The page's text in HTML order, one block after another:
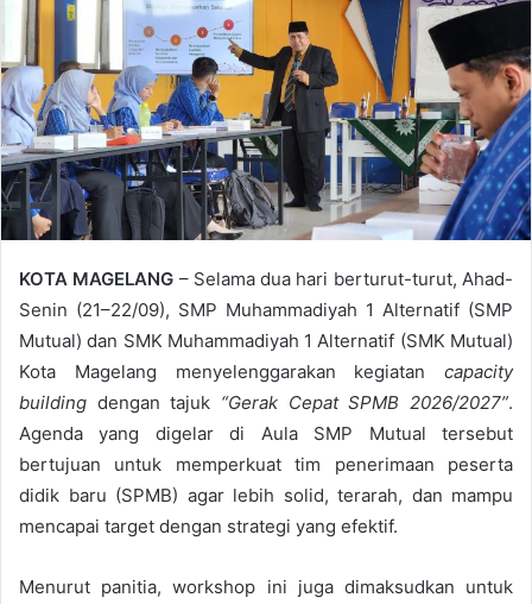
e
m
a
i
l
KOTA MAGELANG – Selama dua hari berturut-turut, Ahad-
Senin (21–22/09), SMP Muhammadiyah 1 Alternatif (SMP
Mutual) dan SMK Muhammadiyah 1 Alternatif (SMK Mutual)
Kota Magelang menyelenggarakan kegiatan capacity
building dengan tajuk “Gerak Cepat SPMB 2026/2027”.
Agenda yang digelar di Aula SMP Mutual tersebut
bertujuan untuk memperkuat tim penerimaan peserta
didik baru (SPMB) agar lebih solid, terarah, dan mampu
mencapai target dengan strategi yang efektif.
Menurut panitia, workshop ini juga dimaksudkan untuk